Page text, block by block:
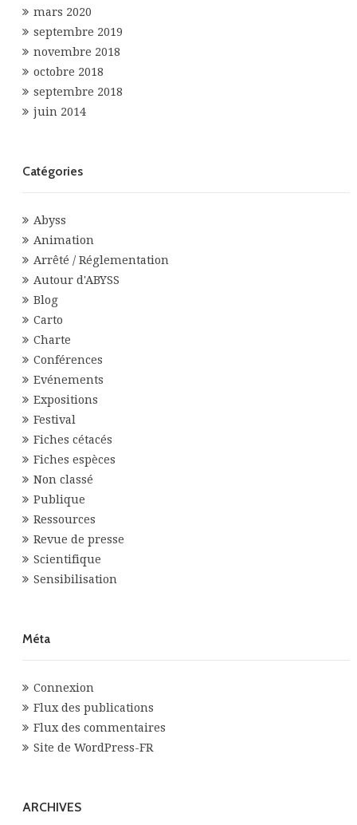
mars 2020
septembre 2019
novembre 2018
octobre 2018
septembre 2018
juin 2014
Catégories
Abyss
Animation
Arrêté / Réglementation
Autour d'ABYSS
Blog
Carto
Charte
Conférences
Evénements
Expositions
Festival
Fiches cétacés
Fiches espèces
Non classé
Publique
Ressources
Revue de presse
Scientifique
Sensibilisation
Méta
Connexion
Flux des publications
Flux des commentaires
Site de WordPress-FR
ARCHIVES